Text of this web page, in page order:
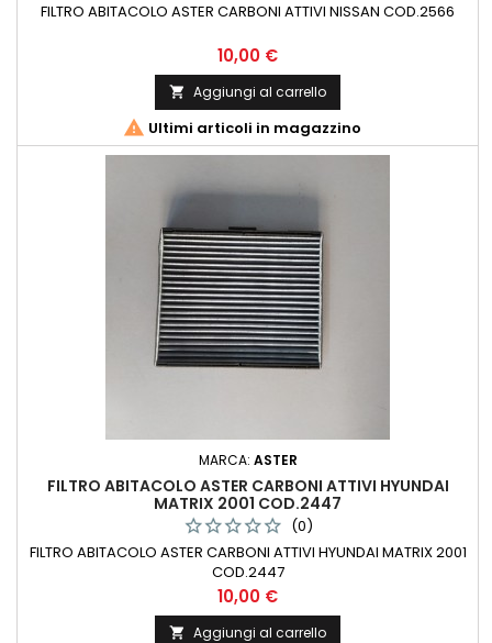
FILTRO ABITACOLO ASTER CARBONI ATTIVI NISSAN COD.2566
Prezzo
10,00 €
 Aggiungi al carrello
 Ultimi articoli in magazzino
MARCA: ASTER
FILTRO ABITACOLO ASTER CARBONI ATTIVI HYUNDAI
MATRIX 2001 COD.2447
(0)
FILTRO ABITACOLO ASTER CARBONI ATTIVI HYUNDAI MATRIX 2001
COD.2447
Prezzo
10,00 €
 Aggiungi al carrello